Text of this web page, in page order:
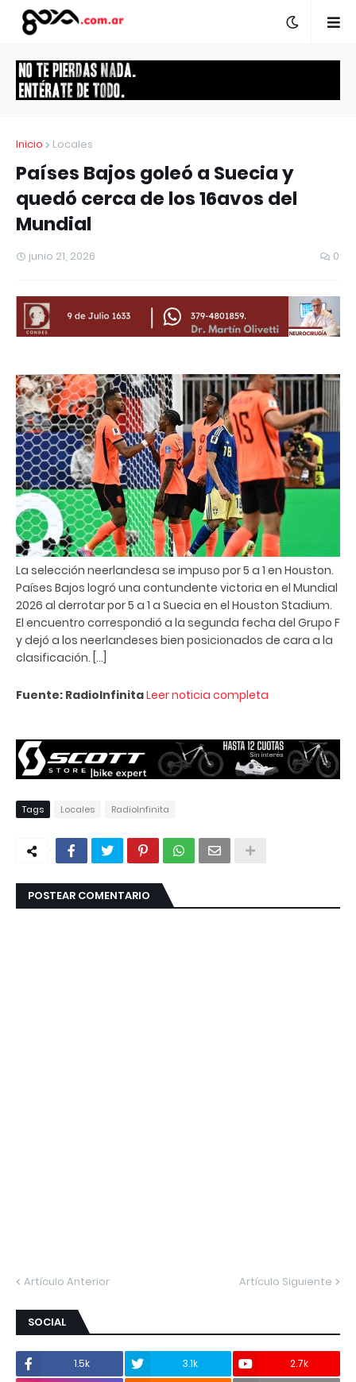
Inicio Locales
Países Bajos goleó a Suecia y
quedó cerca de los 16avos del
Mundial
junio 21, 2026 0
La selección neerlandesa se impuso por 5 a 1 en Houston.
Países Bajos logró una contundente victoria en el Mundial
2026 al derrotar por 5 a 1 a Suecia en el Houston Stadium.
El encuentro correspondió a la segunda fecha del Grupo F
y dejó a los neerlandeses bien posicionados de cara a la
clasificación. […]
Fuente: RadioInfinitaLeer noticia completa
Tags Locales RadioInfinita
POSTEAR COMENTARIO
Artículo Anterior Artículo Siguiente
SOCIAL
1.5k 3.1k
2.7k